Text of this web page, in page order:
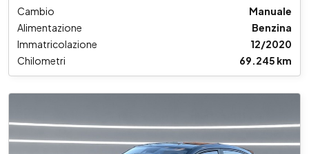
Cambio
Manuale
Alimentazione
Benzina
Immatricolazione
12/2020
Chilometri
69.245 km